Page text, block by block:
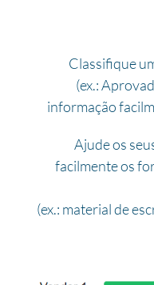
Classifique
(ex.:
informação
Ajude os
facilmente os
(ex.: material de